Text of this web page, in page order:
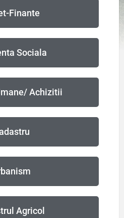
Finante
Sociala
Achizitii
Agricol